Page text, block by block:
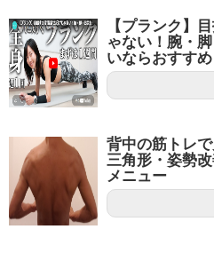
【プランク】
ゃない！腕・
いならおすすめ
背中の筋トレ
三角形・姿勢
メニュー